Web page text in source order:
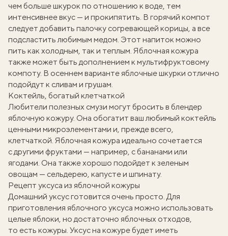
чем больше шкурок по отношению к воде, тем
интенсивнее вкус — и прокипятить. В горячий компот
следует добавить палочку согревающей корицы, а все
подсластить любимым медом. Этот напиток можно
пить как холодным, так и теплым. Яблочная кожура
также может быть дополнением к мультифруктовому
компоту. В осеннем варианте яблочные шкурки отлично
подойдут к сливам и грушам.
Коктейль, богатый клетчаткой
Любители полезных смузи могут бросить в блендер
яблочную кожуру. Она обогатит ваш любимый коктейль
ценными микроэлементами и, прежде всего,
клетчаткой. Яблочная кожура идеально сочетается
с другими фруктами — например, с бананами или
ягодами. Она также хорошо подойдет к зеленым
овощам — сельдерею, капусте и шпинату.
Рецепт уксуса из яблочной кожуры
Домашний уксусготовится очень просто. Для
приготовления яблочного уксуса можно использовать
целые яблоки, но достаточно яблочных отходов,
то есть кожуры. Уксус на кожуре будет иметь